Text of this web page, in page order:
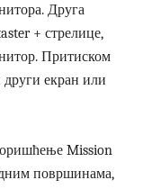
Друга
+ стрелице,
Притиском
екран или
Mission
површинама,